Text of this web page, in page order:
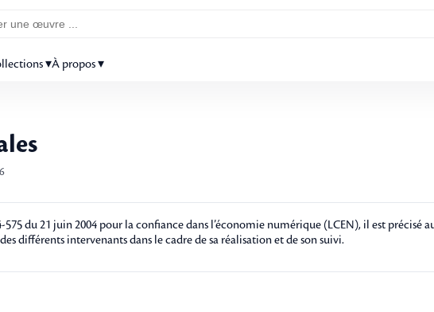
▾À propos ▾
du 21 juin 2004 pour la confiance dans l’économie numérique (LCEN), il est précisé
différents intervenants dans le cadre de sa réalisation et de son suivi.